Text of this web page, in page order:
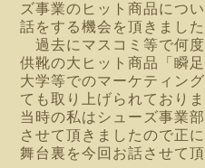
ズ事業の ヒット商品につ
話をする機会を頂きました
過去にマスコミ等で何
供靴の大ヒット商品「瞬
大学等でのマーケティン
ても取り上げられておりま
当時の私はシューズ事業
させて頂きましたので正
舞台裏を今回お話させて